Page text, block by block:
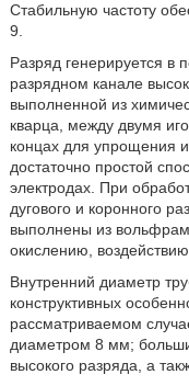
Стабильную частоту
9.
Разряд генерируется в
разрядном канале
выполненной из
кварца, между двумя
концах для упрощения
достаточно простой
электродах. При
дугового и коронного
выполнены из
окислению,
Внутренний диаметр
конструктивных
рассматриваемом
диаметром 8 мм;
высокого разряда, а